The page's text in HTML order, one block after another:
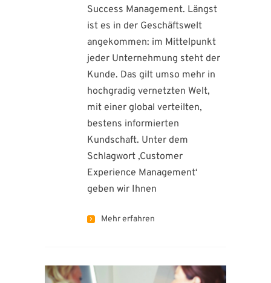
Success Management. Längst
ist es in der Geschäftswelt
angekommen: im Mittelpunkt
jeder Unternehmung steht der
Kunde. Das gilt umso mehr in
hochgradig vernetzten Welt,
mit einer global verteilten,
bestens informierten
Kundschaft. Unter dem
Schlagwort ‚Customer
Experience Management‘
geben wir Ihnen
Mehr erfahren